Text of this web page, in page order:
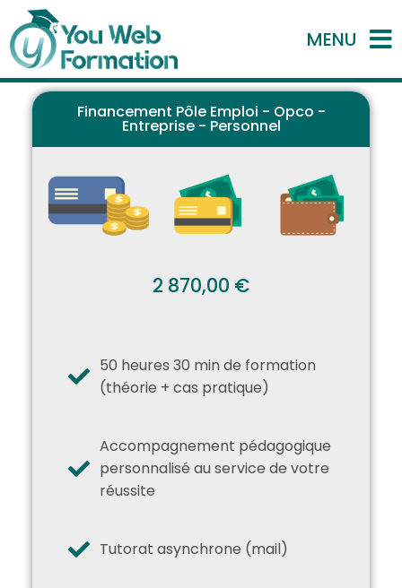
MENU
Financement Pôle Emploi - Opco -
Entreprise - Personnel
2 870,00 €
50 heures 30 min de formation
(théorie + cas pratique)
Accompagnement pédagogique
personnalisé au service de votre
réussite
Tutorat asynchrone (mail)